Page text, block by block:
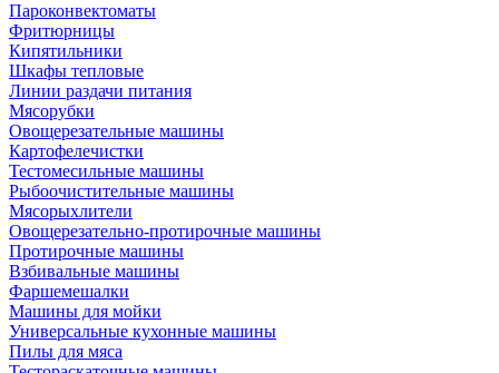
Пароконвектоматы
Фритюрницы
Кипятильники
Шкафы тепловые
Линии раздачи питания
Мясорубки
Овощерезательные машины
Картофелечистки
Тестомесильные машины
Рыбоочистительные машины
Мясорыхлители
Овощерезательно-протирочные машины
Протирочные машины
Взбивальные машины
Фаршемешалки
Машины для мойки
Универсальные кухонные машины
Пилы для мяса